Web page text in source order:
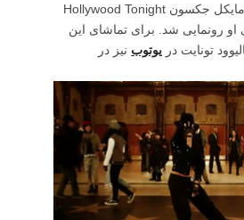
امروز ویدیوی جدید مایکل جکسون Hollywood Tonight
رونمایی شد. برای تماشای این
تونایت در یوتوب نیز در